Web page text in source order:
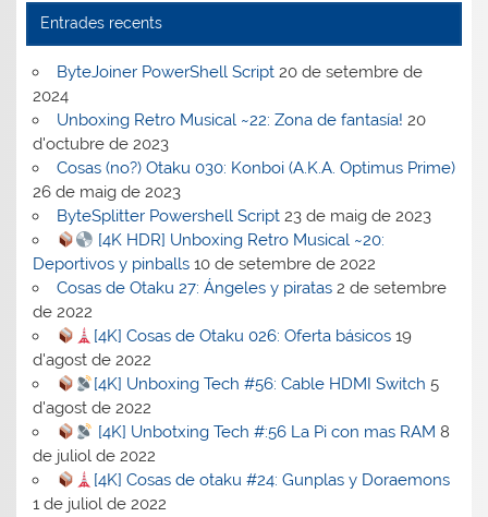
Entrades recents
ByteJoiner PowerShell Script 20 de setembre de
2024
Unboxing Retro Musical ~22: Zona de fantasía! 20
d'octubre de 2023
Cosas (no?) Otaku 030: Konboi (A.K.A. Optimus Prime)
26 de maig de 2023
ByteSplitter Powershell Script 23 de maig de 2023
[4K HDR] Unboxing Retro Musical ~20:
Deportivos y pinballs 10 de setembre de 2022
Cosas de Otaku 27: Ángeles y piratas 2 de setembre
de 2022
[4K] Cosas de Otaku 026: Oferta básicos 19
d'agost de 2022
[4K] Unboxing Tech #56: Cable HDMI Switch 5
d'agost de 2022
[4K] Unbotxing Tech #:56 La Pi con mas RAM 8
de juliol de 2022
[4K] Cosas de otaku #24: Gunplas y Doraemons
1 de juliol de 2022